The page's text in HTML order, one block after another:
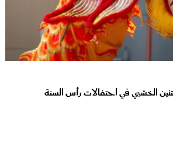
الخشبي في احتفالات رأس السنة